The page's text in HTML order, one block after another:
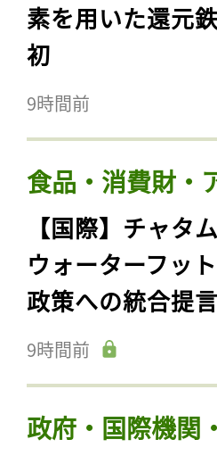
素を用いた還元
初
9時間前
食品・消費財・
【国際】チャタ
ウォーターフッ
政策への統合提言
9時間前
政府・国際機関